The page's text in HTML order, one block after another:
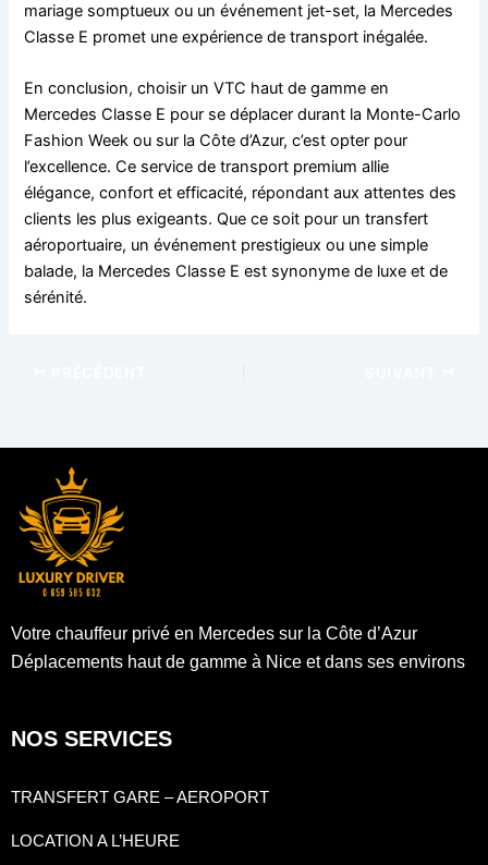
mariage somptueux ou un événement jet-set, la Mercedes
Classe E promet une expérience de transport inégalée.
En conclusion, choisir un VTC haut de gamme en
Mercedes Classe E pour se déplacer durant la Monte-Carlo
Fashion Week ou sur la Côte d’Azur, c’est opter pour
l’excellence. Ce service de transport premium allie
élégance, confort et efficacité, répondant aux attentes des
clients les plus exigeants. Que ce soit pour un transfert
aéroportuaire, un événement prestigieux ou une simple
balade, la Mercedes Classe E est synonyme de luxe et de
sérénité.
Votre chauffeur privé en Mercedes sur la Côte d’Azur
Déplacements haut de gamme à Nice et dans ses environs
NOS SERVICES
TRANSFERT GARE – AEROPORT
LOCATION A L’HEURE